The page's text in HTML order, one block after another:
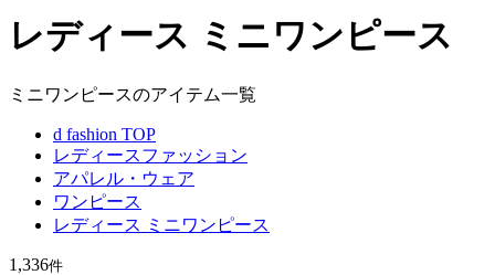
レディース ミニワンピース
ミニワンピースのアイテム一覧
d fashion TOP
レディースファッション
アパレル・ウェア
ワンピース
レディース ミニワンピース
1,336件